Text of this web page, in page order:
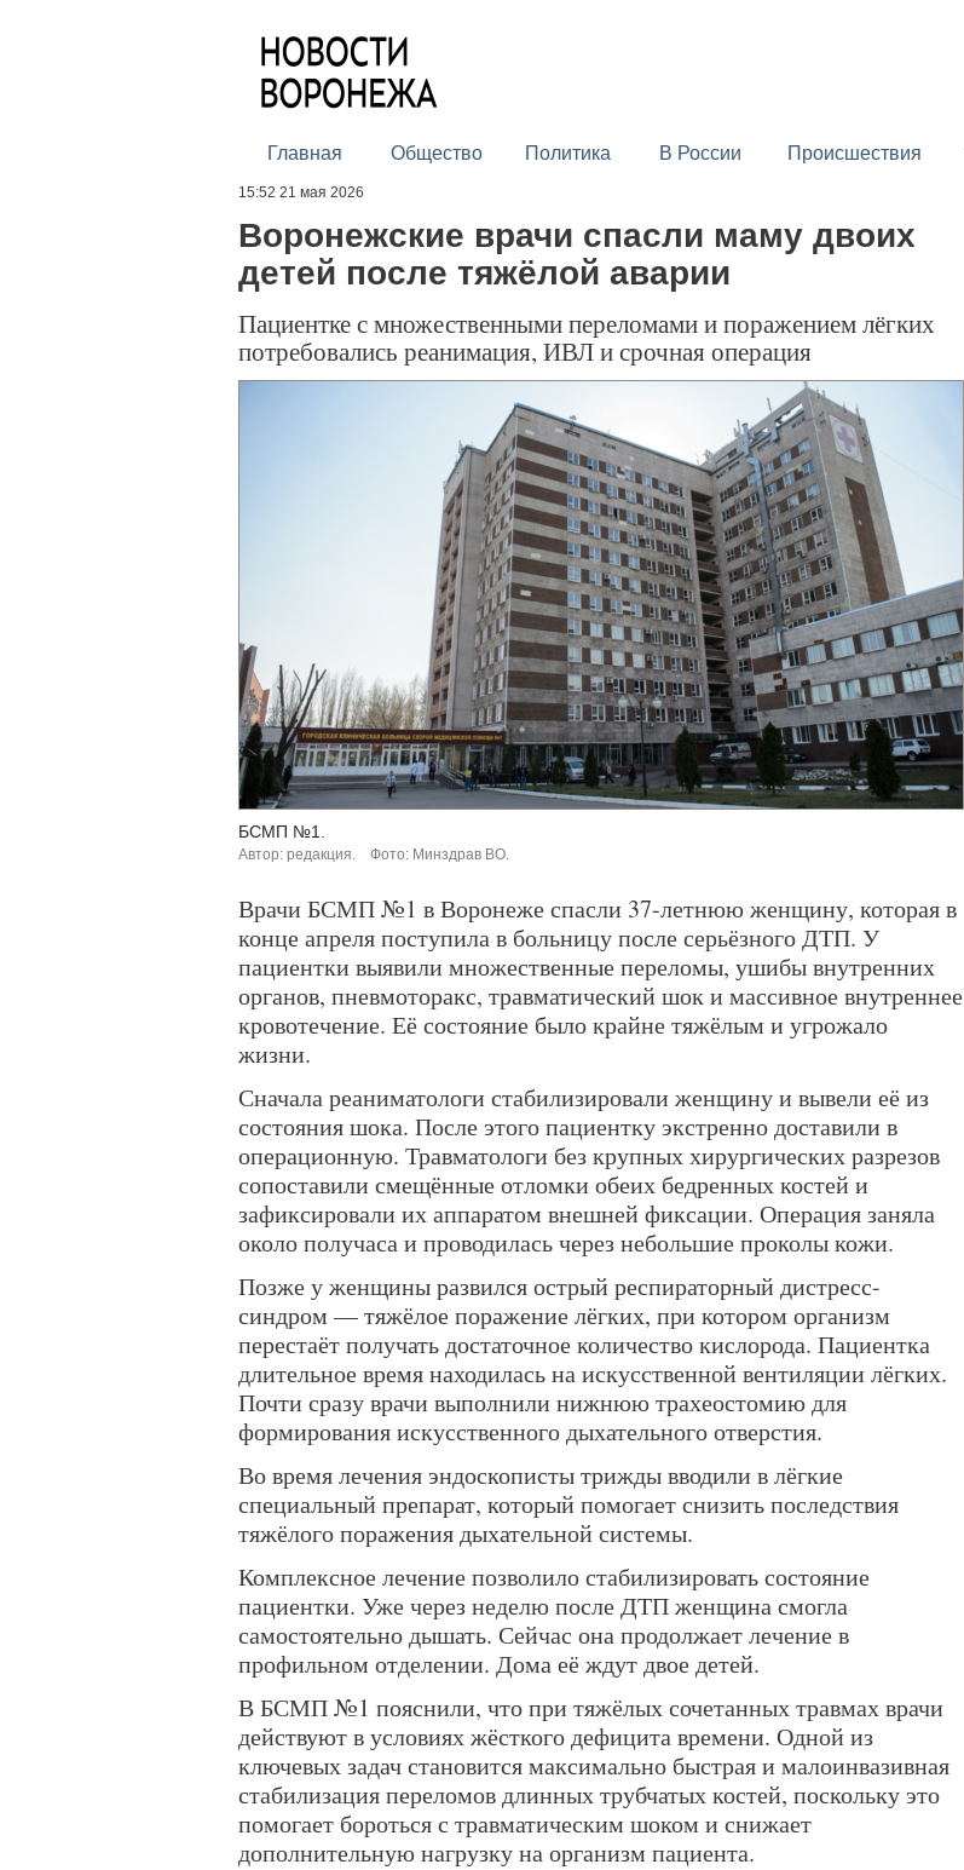
Главная Общество Политика В России Происшествия
15:52 21 мая 2026
Воронежские врачи спасли маму двоих
детей после тяжёлой аварии
Пациентке с множественными переломами и поражением лёгких
потребовались реанимация, ИВЛ и срочная операция
БСМП №1.
Автор: редакция. Фото: Минздрав ВО.
Врачи БСМП №1 в Воронеже спасли 37-летнюю женщину, которая в
конце апреля поступила в больницу после серьёзного ДТП. У
пациентки выявили множественные переломы, ушибы внутренних
органов, пневмоторакс, травматический шок и массивное внутреннее
кровотечение. Её состояние было крайне тяжёлым и угрожало
жизни.
Сначала реаниматологи стабилизировали женщину и вывели её из
состояния шока. После этого пациентку экстренно доставили в
операционную. Травматологи без крупных хирургических разрезов
сопоставили смещённые отломки обеих бедренных костей и
зафиксировали их аппаратом внешней фиксации. Операция заняла
около получаса и проводилась через небольшие проколы кожи.
Позже у женщины развился острый респираторный дистресс-
синдром — тяжёлое поражение лёгких, при котором организм
перестаёт получать достаточное количество кислорода. Пациентка
длительное время находилась на искусственной вентиляции лёгких.
Почти сразу врачи выполнили нижнюю трахеостомию для
формирования искусственного дыхательного отверстия.
Во время лечения эндоскописты трижды вводили в лёгкие
специальный препарат, который помогает снизить последствия
тяжёлого поражения дыхательной системы.
Комплексное лечение позволило стабилизировать состояние
пациентки. Уже через неделю после ДТП женщина смогла
самостоятельно дышать. Сейчас она продолжает лечение в
профильном отделении. Дома её ждут двое детей.
В БСМП №1 пояснили, что при тяжёлых сочетанных травмах врачи
действуют в условиях жёсткого дефицита времени. Одной из
ключевых задач становится максимально быстрая и малоинвазивная
стабилизация переломов длинных трубчатых костей, поскольку это
помогает бороться с травматическим шоком и снижает
дополнительную нагрузку на организм пациента.